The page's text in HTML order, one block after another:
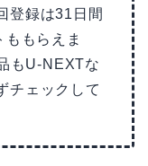
登録は31日間
もらえま
もU-NEXTな
チェックして